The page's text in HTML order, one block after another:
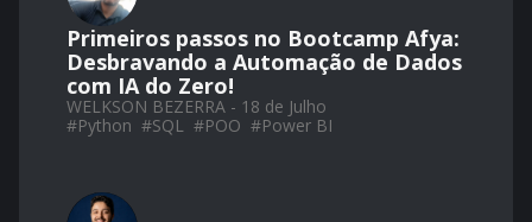
Primeiros passos no Bootcamp Afya:
Desbravando a Automação de Dados
com IA do Zero!
WELKSON BEZERRA - 18 de Julho
#Python #SQL #POO #Power BI